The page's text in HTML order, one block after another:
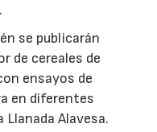
se publicarán
de cereales de
ensayos de
en diferentes
Alavesa.